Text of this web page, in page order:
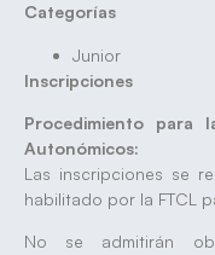
Categorías
Junior
Inscripciones
Procedimiento para
Autonómicos:
Las inscripciones se
habilitado por la FTCL
No se admitirán